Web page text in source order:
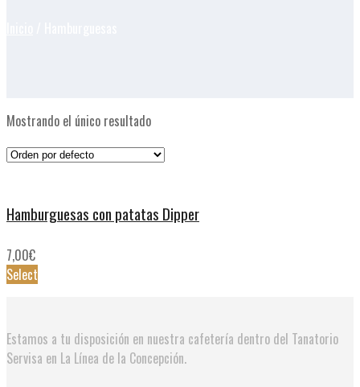
Mostrando el único resultado
Hamburguesas con patatas Dipper
7,00€
Select
Estamos a tu disposición en nuestra cafetería dentro del Tanatorio
Servisa en La Línea de la Concepción.